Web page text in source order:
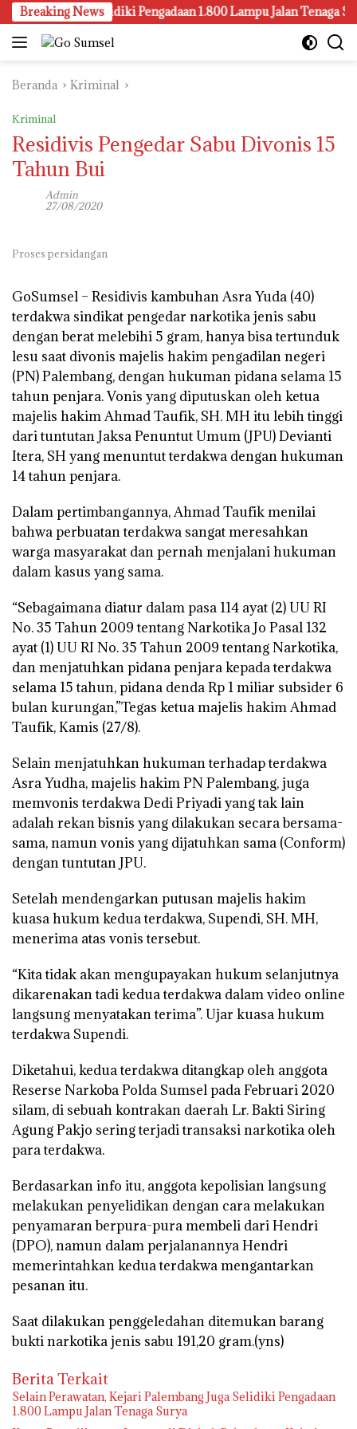
Langsung
ke
konten
Breaking News
Juga Selidiki Pengadaan 1.800 Lampu Jalan Tenaga Surya
Beranda Kriminal
Kriminal
Residivis Pengedar Sabu Divonis 15
Tahun Bui
Admin
27/08/2020
Proses persidangan
GoSumsel – Residivis kambuhan Asra Yuda (40)
terdakwa sindikat pengedar narkotika jenis sabu
dengan berat melebihi 5 gram, hanya bisa tertunduk
lesu saat divonis majelis hakim pengadilan negeri
(PN) Palembang, dengan hukuman pidana selama 15
tahun penjara. Vonis yang diputuskan oleh ketua
majelis hakim Ahmad Taufik, SH. MH itu lebih tinggi
dari tuntutan Jaksa Penuntut Umum (JPU) Devianti
Itera, SH yang menuntut terdakwa dengan hukuman
14 tahun penjara.
Dalam pertimbangannya, Ahmad Taufik menilai
bahwa perbuatan terdakwa sangat meresahkan
warga masyarakat dan pernah menjalani hukuman
dalam kasus yang sama.
“Sebagaimana diatur dalam pasa 114 ayat (2) UU RI
No. 35 Tahun 2009 tentang Narkotika Jo Pasal 132
ayat (1) UU RI No. 35 Tahun 2009 tentang Narkotika,
dan menjatuhkan pidana penjara kepada terdakwa
selama 15 tahun, pidana denda Rp 1 miliar subsider 6
bulan kurungan,”Tegas ketua majelis hakim Ahmad
Taufik, Kamis (27/8).
Selain menjatuhkan hukuman terhadap terdakwa
Asra Yudha, majelis hakim PN Palembang, juga
memvonis terdakwa Dedi Priyadi yang tak lain
adalah rekan bisnis yang dilakukan secara bersama-
sama, namun vonis yang dijatuhkan sama (Conform)
dengan tuntutan JPU.
Setelah mendengarkan putusan majelis hakim
kuasa hukum kedua terdakwa, Supendi, SH. MH,
menerima atas vonis tersebut.
“Kita tidak akan mengupayakan hukum selanjutnya
dikarenakan tadi kedua terdakwa dalam video online
langsung menyatakan terima”. Ujar kuasa hukum
terdakwa Supendi.
Diketahui, kedua terdakwa ditangkap oleh anggota
Reserse Narkoba Polda Sumsel pada Februari 2020
silam, di sebuah kontrakan daerah Lr. Bakti Siring
Agung Pakjo sering terjadi transaksi narkotika oleh
para terdakwa.
Berdasarkan info itu, anggota kepolisian langsung
melakukan penyelidikan dengan cara melakukan
penyamaran berpura-pura membeli dari Hendri
(DPO), namun dalam perjalanannya Hendri
memerintahkan kedua terdakwa mengantarkan
pesanan itu.
Saat dilakukan penggeledahan ditemukan barang
bukti narkotika jenis sabu 191,20 gram.(yns)
Berita Terkait
Selain Perawatan, Kejari Palembang Juga Selidiki Pengadaan
1.800 Lampu Jalan Tenaga Surya